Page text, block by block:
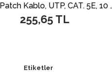
Digitus Patch Kablo, UTP, CAT. 5E, 10 metre, AWG 26/7, Kırmızı Renk, 3P sertifikalı
Etiketler